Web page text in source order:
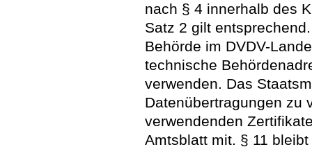
nach § 4 innerhalb des
Satz 2 gilt
Behörde im DVDV-
technische
verwenden. Das
Datenübertragungen zu
verwendenden
Amtsblatt mit. § 11